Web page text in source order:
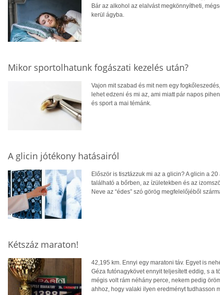
Bár az alkohol az elalvást megkönnyítheti,
kerül ágyba.
Mikor sportolhatunk fogászati kezelés után?
Vajon mit szabad és mit nem egy
lehet edzeni és mi az, ami miatt pár napos
és sport a mai témánk.
A glicin jótékony hatásairól
Először is tisztázzuk mi az a glicin? A glicin a
található a bőrben, az ízületekben és az
Neve az “édes” szó görög megfelelőjéből
Kétszáz maraton!
42,195 km. Ennyi egy maratoni táv. Egyet is
Géza futónagykövet ennyit teljesített eddig, s a
mégis volt rám néhány perce, nekem pedig
ahhoz, hogy valaki ilyen eredményt tudhasson